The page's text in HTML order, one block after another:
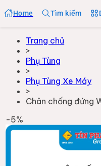
Home Tìm kiếm
Trang chủ
>
Phụ Tùng
>
Phụ Tùng Xe Máy
>
Chân chống đứng
-5%